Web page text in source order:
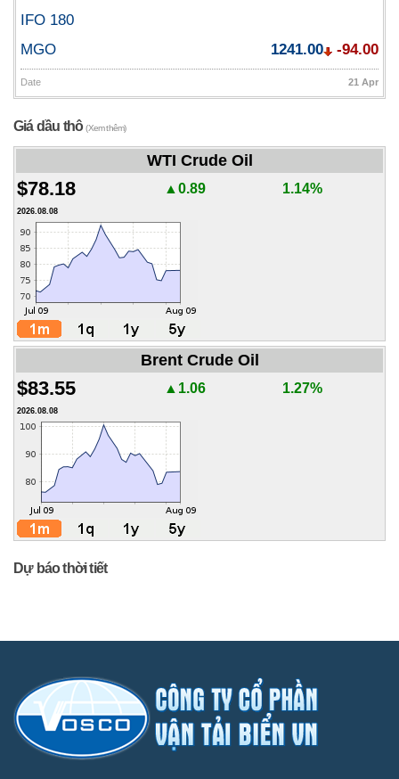
IFO 180
MGO
1241.00 -94.00
Date 21 Apr
Giá dầu thô(Xem thêm)
WTI Crude Oil
$78.18 ▲0.89 1.14%
2026.08.08
Brent Crude Oil
$83.55 ▲1.06 1.27%
2026.08.08
Dự báo thời tiết